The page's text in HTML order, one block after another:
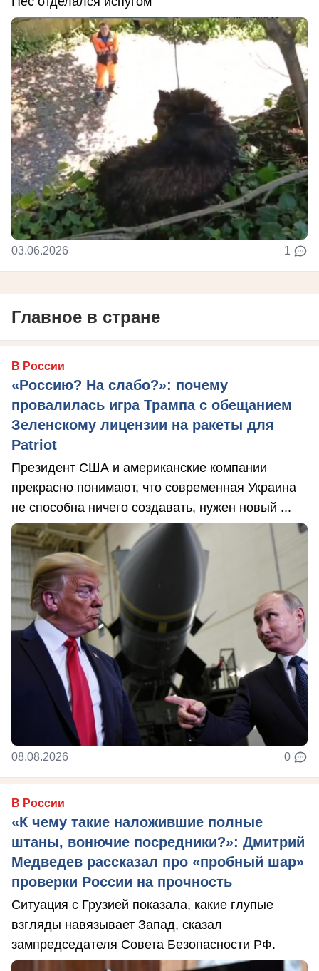
03.06.2026 1
Главное в стране
В России
«Россию? На слабо?»: почему
провалилась игра Трампа с обещанием
Зеленскому лицензии на ракеты для
Patriot
Президент США и американские компании
прекрасно понимают, что современная Украина
не способна ничего создавать, нужен новый ...
08.08.2026 0
В России
«К чему такие наложившие полные
штаны, вонючие посредники?»: Дмитрий
Медведев рассказал про «пробный шар»
проверки России на прочность
Ситуация с Грузией показала, какие глупые
взгляды навязывает Запад, сказал
зампредседателя Совета Безопасности РФ.